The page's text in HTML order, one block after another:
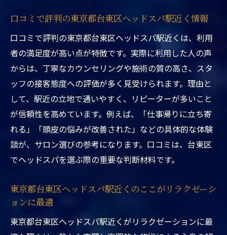
術の選び方
東京都台東区ヘッドスパ駅近くで人気のヘ
ッドスパ種類解説
東京都台東区ヘッドスパ駅近くで好みの施
術を見つけるコツ
東京都台東区ヘッドスパ駅近くで違いを体
感できるポイント
東京都台東区ヘッドスパ駅近くで自分に合
う施術法の見極め方
東京都台東区ヘッドスパ駅近くで毎月通う
メリットを解説
東京都台東区ヘッドスパ駅近くで定期利用
口コミで評判の東京都台東区ヘッドスパ駅近く情報
口コミで評判の東京都台東区ヘッドスパ駅近くは、利用
者の満足度が高い点が特徴です。実際に利用した人の声
からは、丁寧なカウンセリングや施術の質の高さ、スタ
ッフの接客態度への評価が多く見受けられます。理由と
して、駅近の立地で通いやすく、リピーターが多いこと
が信頼性を高めています。例えば、「仕事帰りに立ち寄
れる」「頭皮の悩みが改善された」などの具体的な体験
談が、サロン選びの参考になります。口コミは、台東区
でヘッドスパを選ぶ際の重要な判断材料です。
東京都台東区ヘッドスパ駅近くのここがリラクゼーシ
ョンに最適
東京都台東区ヘッドスパ駅近くがリラクゼーションに最